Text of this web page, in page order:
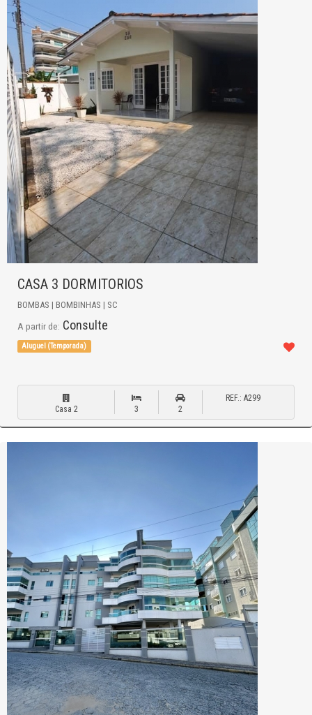
CASA 3 DORMITORIOS
BOMBAS | BOMBINHAS | SC
A partir de: Consulte
Aluguel (Temporada)
Casa 2 3 2
REF.: A299